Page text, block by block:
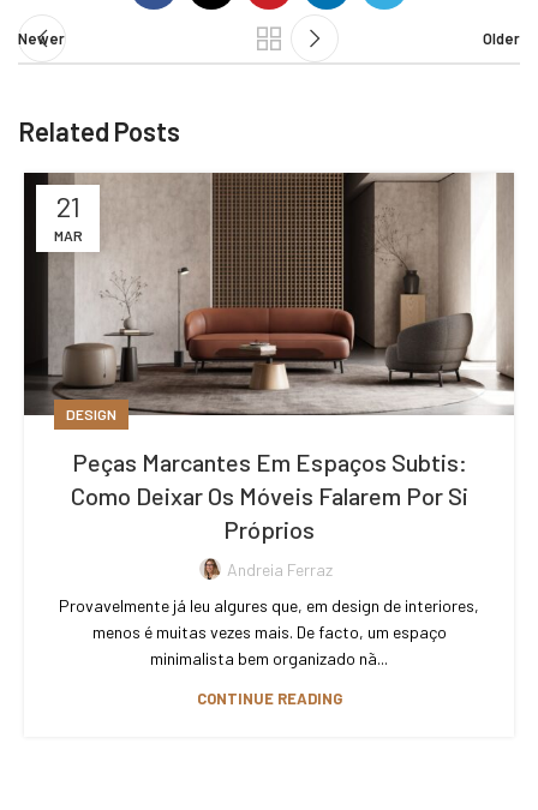
Newer Older
Related Posts
21
MAR
DESIGN
Peças Marcantes Em Espaços Subtis:
Como Deixar Os Móveis Falarem Por Si
Próprios
Andreia Ferraz
Provavelmente já leu algures que, em design de interiores,
menos é muitas vezes mais. De facto, um espaço
minimalista bem organizado nã...
CONTINUE READING